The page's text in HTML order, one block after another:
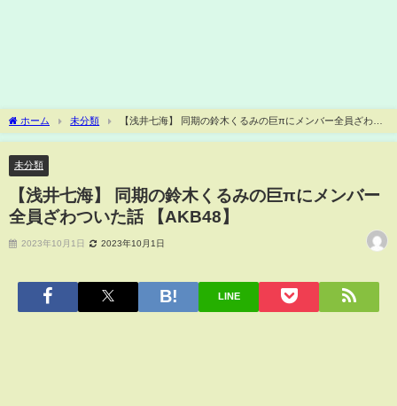
ホーム 未分類
【浅井七海】 同期の鈴木くるみの巨πにメンバー全員ざわつ
いた話 【AKB48】
未分類
【浅井七海】 同期の鈴木くるみの巨πにメンバー
全員ざわついた話 【AKB48】
2023年10月1日 2023年10月1日
LINE